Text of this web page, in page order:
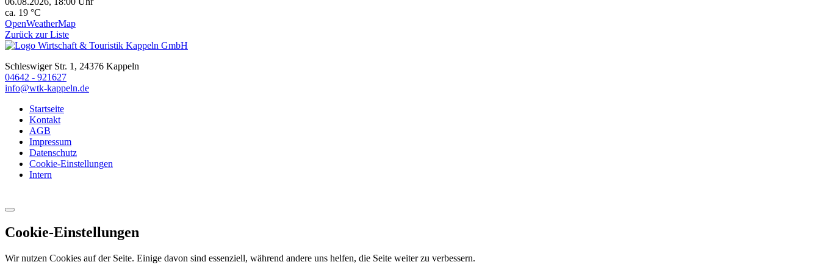
ca. 19 °C
OpenWeatherMap
Zurück zur Liste
Schleswiger Str. 1, 24376 Kappeln
04642 - 921627
info@wtk-kappeln.de
Startseite
Kontakt
AGB
Impressum
Datenschutz
Cookie-Einstellungen
Intern
Cookie-Einstellungen
Wir nutzen Cookies auf der Seite. Einige davon sind essenziell, während andere uns helfen, die Seite weiter zu verbessern.